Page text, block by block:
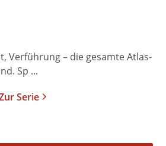
Verführung – die gesamte Atlas-
Sp ...
Serie